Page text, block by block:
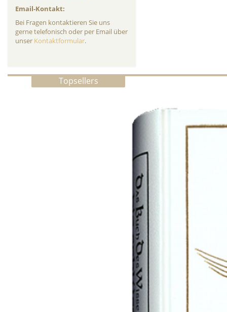
Email-Kontakt:
Bei Fragen kontaktieren Sie uns
gerne telefonisch oder per Email über
unser Kontaktformular.
Topsellers